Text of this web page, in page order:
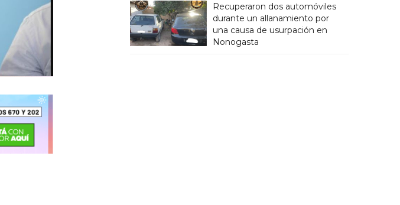
Recuperaron dos automóviles
durante un allanamiento por
una causa de usurpación en
Nonogasta